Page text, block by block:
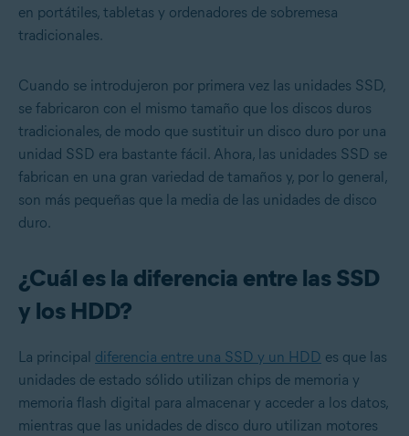
en portátiles, tabletas y ordenadores de sobremesa
tradicionales.
Cuando se introdujeron por primera vez las unidades SSD,
se fabricaron con el mismo tamaño que los discos duros
tradicionales, de modo que sustituir un disco duro por una
unidad SSD era bastante fácil. Ahora, las unidades SSD se
fabrican en una gran variedad de tamaños y, por lo general,
son más pequeñas que la media de las unidades de disco
duro.
¿Cuál es la diferencia entre las SSD
y los HDD?
La principal diferencia entre una SSD y un HDD es que las
unidades de estado sólido utilizan chips de memoria y
memoria flash digital para almacenar y acceder a los datos,
mientras que las unidades de disco duro utilizan motores